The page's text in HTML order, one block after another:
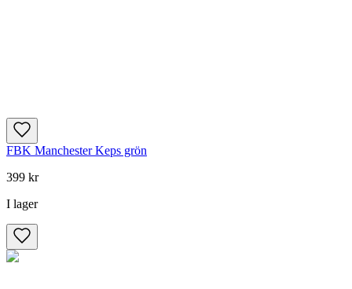
FBK Manchester Keps grön
399 kr
I lager